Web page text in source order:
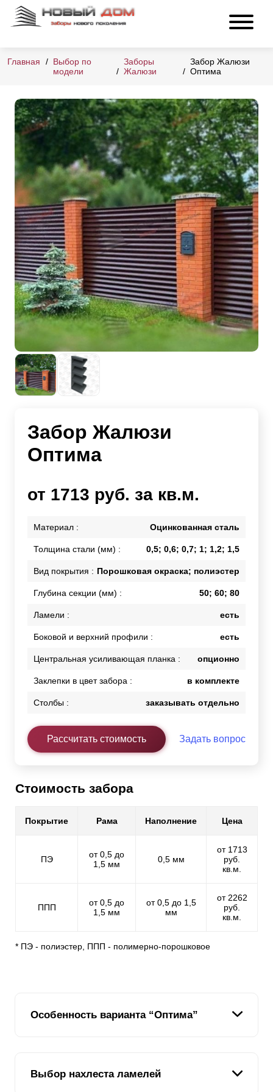
Главная
Выбор по
модели
Заборы
Жалюзи
Забор Жалюзи
Оптима
Забор Жалюзи
Оптима
от 1713 руб. за кв.м.
Материал : Оцинкованная сталь
Толщина стали (мм) : 0,5; 0,6; 0,7; 1; 1,2; 1,5
Вид покрытия : Порошковая окраска; полиэстер
Глубина секции (мм) : 50; 60; 80
Ламели : есть
Боковой и верхний профили : есть
Центральная усиливающая планка : опционно
Заклепки в цвет забора : в комплекте
Столбы : заказывать отдельно
Рассчитать стоимость Задать вопрос
Стоимость забора
Покрытие Рама Наполнение Цена
ПЭ
от 0,5 до
1,5 мм
0,5 мм
от 1713
руб.
кв.м.
ППП
от 0,5 до
1,5 мм
от 0,5 до 1,5
мм
от 2262
руб.
кв.м.
* ПЭ - полиэстер, ППП - полимерно-порошковое
Особенность варианта “Оптима”
Ламель в заборе “Оптима” имеет форму английской
буквы “Z”. Это хорошо видно на рисунке. В нашей
Выбор нахлеста ламелей